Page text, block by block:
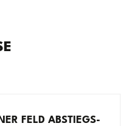
FELD ABSTIEGS-